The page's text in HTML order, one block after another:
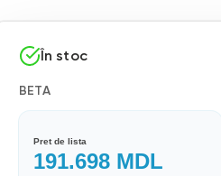
În stoc
BETA
Pret de lista
191.698MDL